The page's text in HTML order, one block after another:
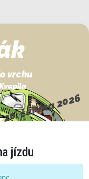
vrchu
20. června 2026
jízdu